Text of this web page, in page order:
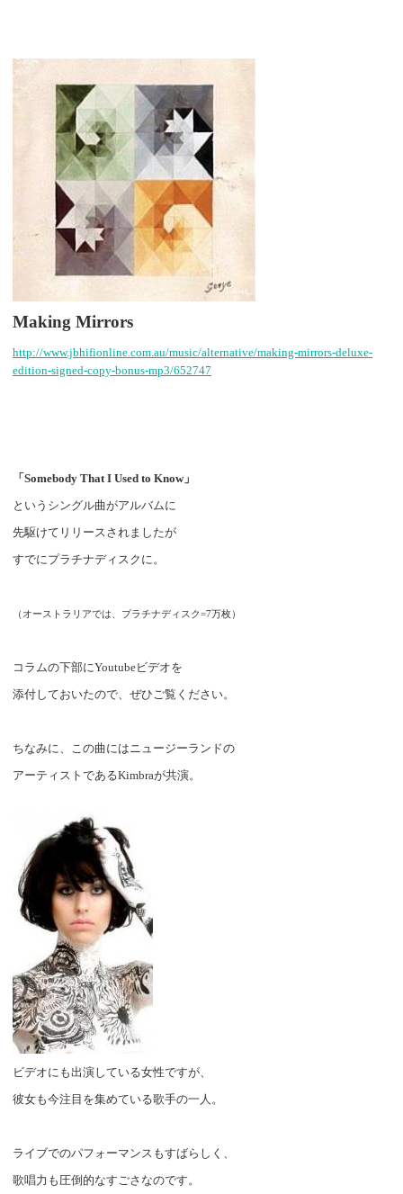
Making Mirrors
http://www.jbhifionline.com.au/music/alternative/making-mirrors-deluxe-
edition-signed-copy-bonus-mp3/652747
「Somebody That I Used to Know」
というシングル曲がアルバムに
先駆けてリリースされましたが
すでにプラチナディスクに。
（オーストラリアでは、プラチナディスク=7万枚）
コラムの下部にYoutubeビデオを
添付しておいたので、ぜひご覧ください。
ちなみに、この曲にはニュージーランドの
アーティストであるKimbraが共演。
ビデオにも出演している女性ですが、
彼女も今注目を集めている歌手の一人。
ライブでのパフォーマンスもすばらしく、
歌唱力も圧倒的なすごさなのです。